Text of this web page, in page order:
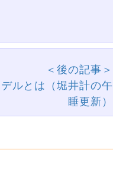
＜後の記事＞
ルとは（堀井計の午
睡更新）